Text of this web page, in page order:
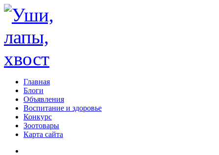
Главная
Блоги
Объявления
Воспитание и здоровье
Конкурс
Зоотовары
Карта сайта